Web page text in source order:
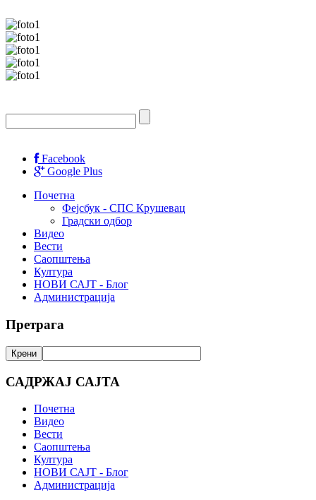
Facebook
Google Plus
Почетна
Фејсбук - СПС Крушевац
Градски одбор
Видео
Вести
Саопштења
Култура
НОВИ САЈТ - Блог
Администрација
Претрага
САДРЖАЈ САЈТА
Почетна
Видео
Вести
Саопштења
Култура
НОВИ САЈТ - Блог
Администрација